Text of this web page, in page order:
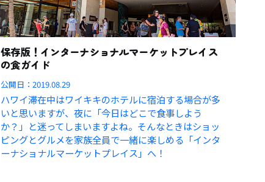
保存版！インターナショナルマーケットプレイス
の食ガイド
公開日：2019.08.29
ハワイ滞在中はワイキキのホテルに宿泊する場合が多
いと思いますが、夜に「今日はどこで食事しよう
か？」と迷ってしまいますよね。そんなときはショッ
ピングとグルメを家族全員で一緒に楽しめる「インタ
ーナショナルマーケットプレイス」へ！